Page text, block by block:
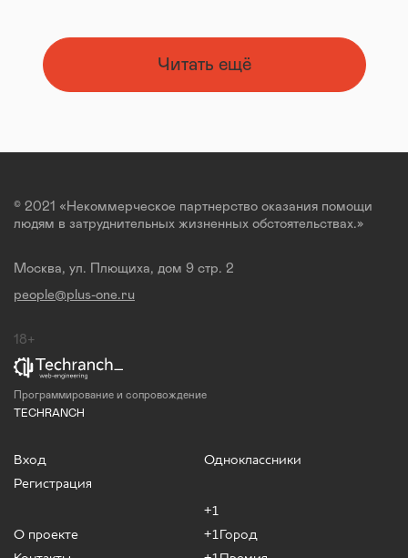
Читать ещё
© 2021 «Некоммерческое партнерство оказания помощи
людям в затруднительных жизненных обстоятельствах.»
Москва, ул. Плющиха, дом 9 стр. 2
people@plus-one.ru
18+
Программирование и сопровождение
TECHRANCH
Вход
Регистрация
О проекте
Одноклассники
+1
+1Город